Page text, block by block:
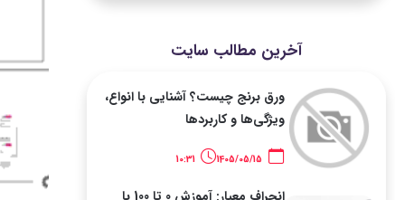
آخرین مطالب سایت
ورق برنج چیست؟ آشنایی با انواع،
ویژگی‌ها و کاربردها
10:31